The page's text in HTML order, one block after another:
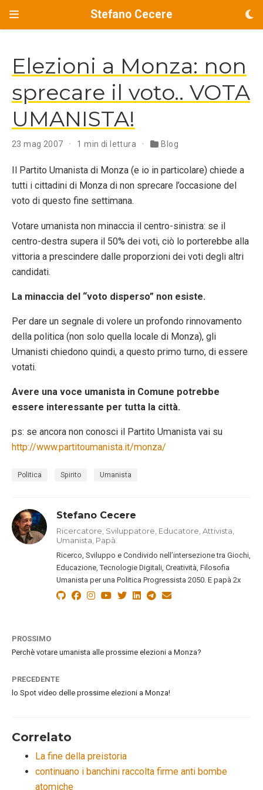
Stefano Cecere
Elezioni a Monza: non
sprecare il voto.. VOTA
UMANISTA!
23 mag 2007 1 min di lettura Blog
Il Partito Umanista di Monza (e io in particolare) chiede a
tutti i cittadini di Monza di non sprecare l’occasione del
voto di questo fine settimana.
Votare umanista non minaccia il centro-sinistra: se il
centro-destra supera il 50% dei voti, ciò lo porterebbe alla
vittoria a prescindere dalle proporzioni dei voti degli altri
candidati.
La minaccia del “voto disperso” non esiste.
Per dare un segnale di volere un profondo rinnovamento
della politica (non solo quella locale di Monza), gli
Umanisti chiedono quindi, a questo primo turno, di essere
votati.
Avere una voce umanista in Comune potrebbe
essere interessante per tutta la città.
ps: se ancora non conosci il Partito Umanista vai su
http://www.partitoumanista.it/monza/
Politica Spirito Umanista
Stefano Cecere
Ricercatore, Sviluppatore, Educatore, Attivista,
Umanista, Papà.
Ricerco, Sviluppo e Condivido nell’intersezione tra Giochi,
Educazione, Tecnologie Digitali, Creatività, Filosofia
Umanista per una Politica Progressista 2050. E papà 2x
PROSSIMO
Perchè votare umanista alle prossime elezioni a Monza?
PRECEDENTE
lo Spot video delle prossime elezioni a Monza!
Correlato
La fine della preistoria
continuano i banchini raccolta firme anti bombe
atomiche